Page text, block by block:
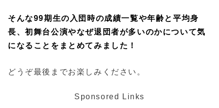
そんな99期生の入団時の成績一覧や年齢と平均身
長、初舞台公演やなぜ退団者が多いのかについて気
になることをまとめてみました！
どうぞ最後までお楽しみください。
Sponsored Links